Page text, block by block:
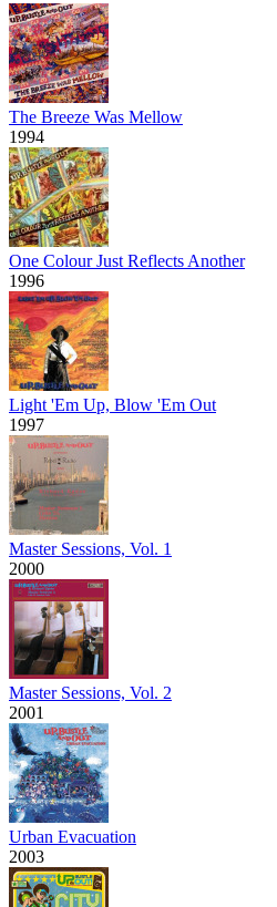
The Breeze Was Mellow
1994
One Colour Just Reflects Another
1996
Light 'Em Up, Blow 'Em Out
1997
Master Sessions, Vol. 1
2000
Master Sessions, Vol. 2
2001
Urban Evacuation
2003